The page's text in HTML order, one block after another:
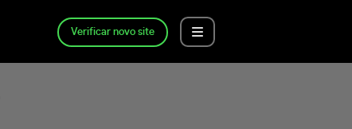
Verificar novo site